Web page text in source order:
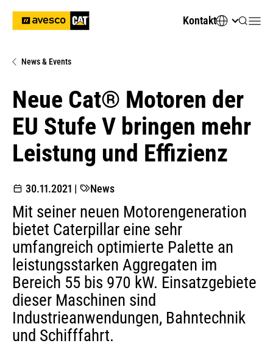
Kontakt
News & Events
Neue Cat® Motoren der
EU Stufe V bringen mehr
Leistung und Effizienz
30.11.2021 | News
Mit seiner neuen Motorengeneration
bietet Caterpillar eine sehr
umfangreich optimierte Palette an
leistungsstarken Aggregaten im
Bereich 55 bis 970 kW. Einsatzgebiete
dieser Maschinen sind
Industrieanwendungen, Bahntechnik
und Schifffahrt.